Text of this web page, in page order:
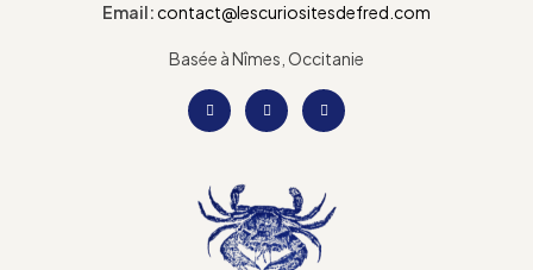
Email:contact@lescuriositesdefred.com
Basée à Nîmes, Occitanie